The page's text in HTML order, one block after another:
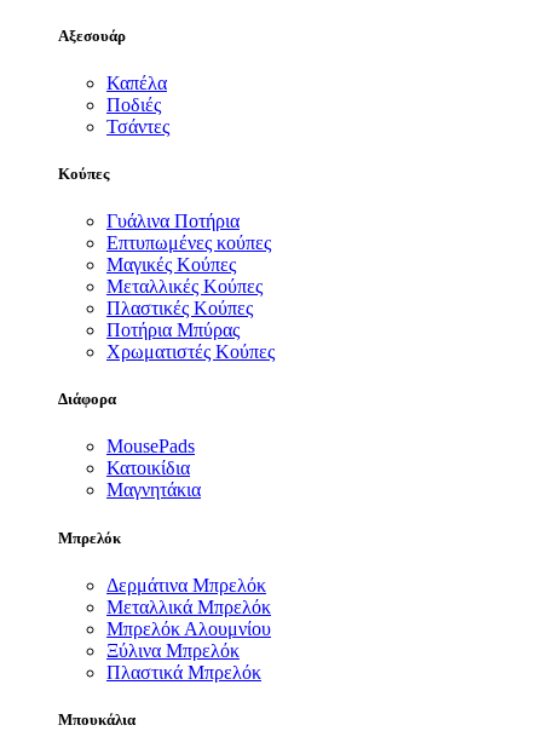
Αξεσουάρ
Καπέλα
Ποδιές
Τσάντες
Κούπες
Γυάλινα Ποτήρια
Επτυπωμένες κούπες
Μαγικές Κούπες
Μεταλλικές Κούπες
Πλαστικές Κούπες
Ποτήρια Μπύρας
Χρωματιστές Κούπες
Διάφορα
MousePads
Κατοικίδια
Μαγνητάκια
Μπρελόκ
Δερμάτινα Μπρελόκ
Μεταλλικά Μπρελόκ
Μπρελόκ Αλουμνίου
Ξύλινα Μπρελόκ
Πλαστικά Μπρελόκ
Μπουκάλια